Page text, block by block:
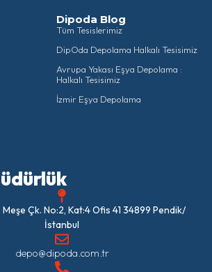
Dipoda Blog
Tüm Tesislerimiz
DipOda Depolama Halkalı Tesisimiz
Avrupa Yakası Eşya Depolama :
Halkalı Tesisimiz
İzmir Eşya Depolama
Çk. No:2, Kat:4 Ofis 41 34899 Pendik/
İstanbul
depo@dipoda.com.tr